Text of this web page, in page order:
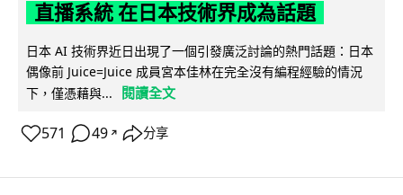
直播系統 在日本技術界成為話題
日本 AI 技術界近日出現了一個引發廣泛討論的熱門話題：日本
偶像前 Juice=Juice 成員宮本佳林在完全沒有編程經驗的情況
下，僅憑藉與...
閱讀全文
571 49 ↗ 分享